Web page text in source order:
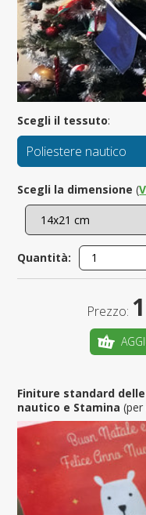
Scegli il tessuto:
Poliestere nautico
Scegli la dimensione (
Quantità:
Prezzo:
Finiture standard
nautico e Stamina